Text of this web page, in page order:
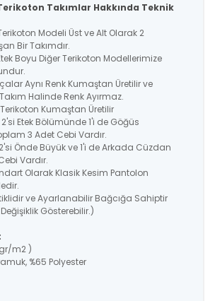
Takımlar Hakkında Teknik
Modeli Üst ve Alt Olarak 2
Bir Takımdır.
Boyu Diğer Terikoton Modellerimize
Aynı Renk Kumaştan Üretilir ve
Halinde Renk Ayırmaz.
Kumaştan Üretilir
Etek Bölümünde 1'i de Göğüs
3 Adet Cebi Vardır.
Önde Büyük ve 1'i de Arkada Cüzdan
Vardır.
Olarak Klasik Kesim Pantolon
ve Ayarlanabilir Bağcığa Sahiptir
Gösterebilir.)
m2 )
%65 Polyester